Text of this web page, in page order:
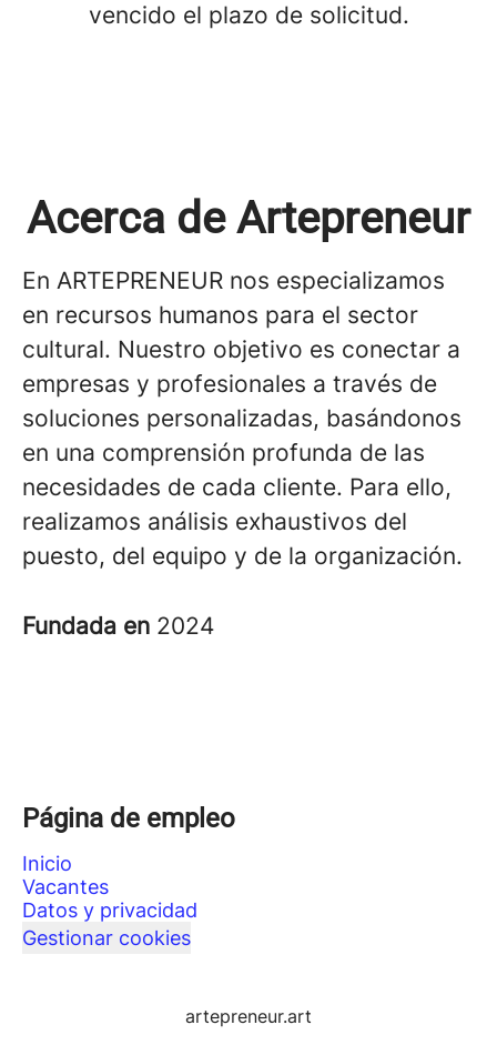
vencido el plazo de solicitud.
Acerca de Artepreneur
En ARTEPRENEUR nos especializamos
en recursos humanos para el sector
cultural. Nuestro objetivo es conectar a
empresas y profesionales a través de
soluciones personalizadas, basándonos
en una comprensión profunda de las
necesidades de cada cliente. Para ello,
realizamos análisis exhaustivos del
puesto, del equipo y de la organización.
Fundada en 2024
Página de empleo
Inicio
Vacantes
Datos y privacidad
Gestionar cookies
artepreneur.art